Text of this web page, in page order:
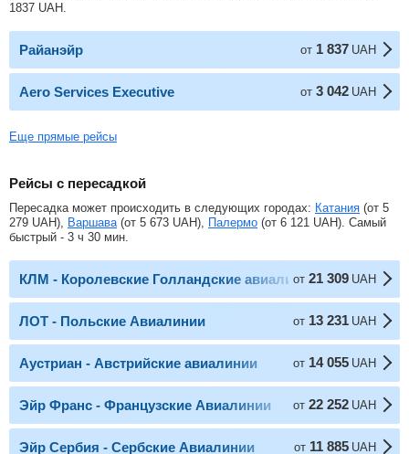
1837 UAH
Райанэйр от 1 837 UAH
Aero Services Executive от 3 042 UAH
Еще прямые рейсы
Рейсы с пересадкой
Пересадка может происходить в следующих городах: Катания (от 5
279 UAH), Варшава (от 5 673 UAH), Палермо (от 6 121 UAH). Самый
быстрый - 3 ч 30 мин.
КЛМ - Королевские Голландские авиалинии
от 21 309 UAH
ЛОТ - Польские Авиалинии от 13 231 UAH
Аустриан - Австрийские авиалинии от 14 055 UAH
Эйр Франс - Французские Авиалинии от 22 252 UAH
Эйр Сербия - Сербские Авиалинии от 11 885 UAH